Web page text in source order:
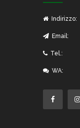
Indirizzo:
Email:
Tel.:
WA: